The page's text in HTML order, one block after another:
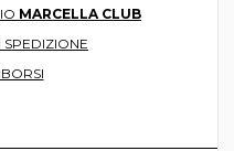
MARCELLA CLUB
SPEDIZIONE